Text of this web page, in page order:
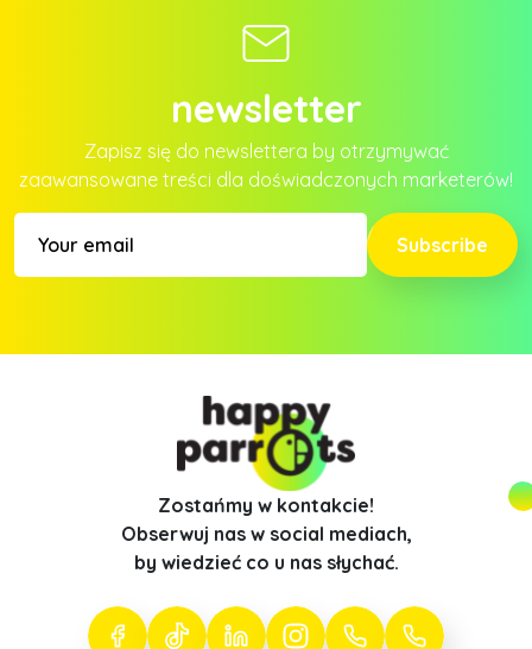
newsletter
Zapisz się do newslettera by otrzymywać
zaawansowane treści dla doświadczonych marketerów!
Subscribe
Zostańmy w kontakcie!
Obserwuj nas w social mediach,
by wiedzieć co u nas słychać.